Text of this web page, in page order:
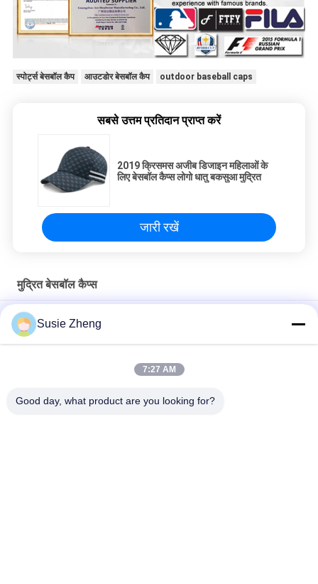
स्पोर्ट्स बेसबॉल कैप आउटडोर बेसबॉल कैप outdoor baseball caps
सबसे उत्तम प्रतिदान प्राप्त करें
2019 क्रिसमस अजीब डिजाइन महिलाओं के
लिए बेसबॉल कैप्स लोगो धातु बकसुआ मुद्रित
जारी रखें
मुद्रित बेसबॉल कैप्स
2019 क्रिसमस अजीब डिजाइन महिलाओं के लिए बेसबॉल कैप्स लोगो धातु बकसुआ
मुद्रितSusie Zheng
7:27 AM
Good day, what product are you looking for?